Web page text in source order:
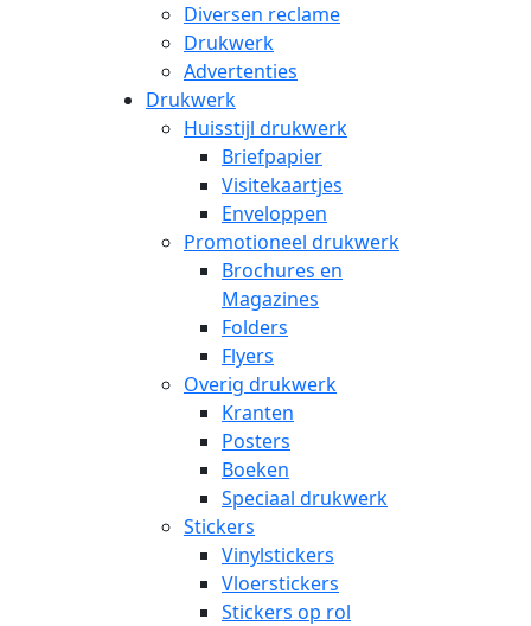
Diversen reclame
Drukwerk
Advertenties
Drukwerk
Huisstijl drukwerk
Briefpapier
Visitekaartjes
Enveloppen
Promotioneel drukwerk
Brochures en
Magazines
Folders
Flyers
Overig drukwerk
Kranten
Posters
Boeken
Speciaal drukwerk
Stickers
Vinylstickers
Vloerstickers
Stickers op rol